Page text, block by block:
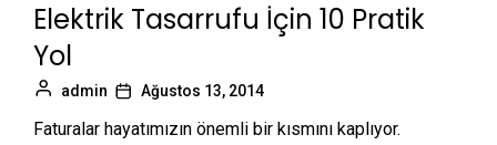
Elektrik Tasarrufu İçin 10 Pratik
Yol
admin Ağustos 13, 2014
Faturalar hayatımızın önemli bir kısmını kaplıyor.